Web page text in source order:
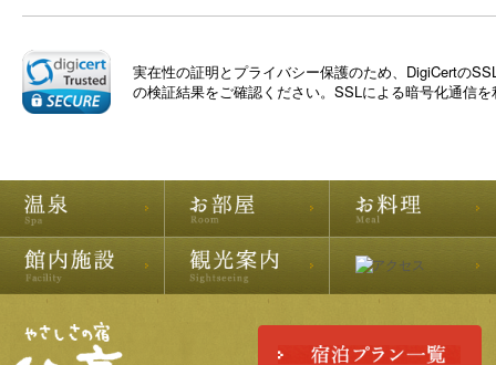
実在性の証明とプライバシー保護のため、DigiCertの
の検証結果をご確認ください。SSLによる暗号化通信